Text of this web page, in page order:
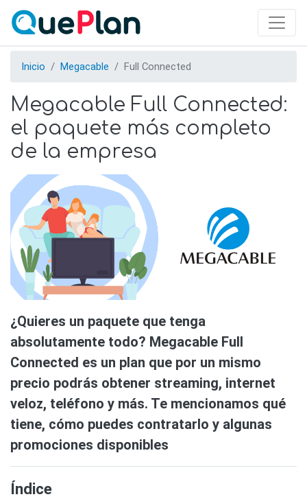
Inicio Megacable Full Connected
Megacable Full Connected:
el paquete más completo
de la empresa
¿Quieres un paquete que tenga
absolutamente todo? Megacable Full
Connected es un plan que por un mismo
precio podrás obtener streaming, internet
veloz, teléfono y más. Te mencionamos qué
tiene, cómo puedes contratarlo y algunas
promociones disponibles
Índice